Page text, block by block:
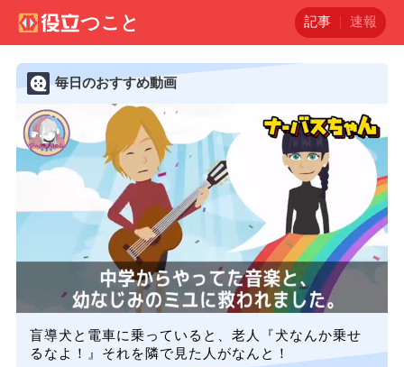
記事 速報
毎日のおすすめ動画
盲導犬と電車に乗っていると、老人『犬なんか乗せ
るなよ！』それを隣で見た人がなんと！